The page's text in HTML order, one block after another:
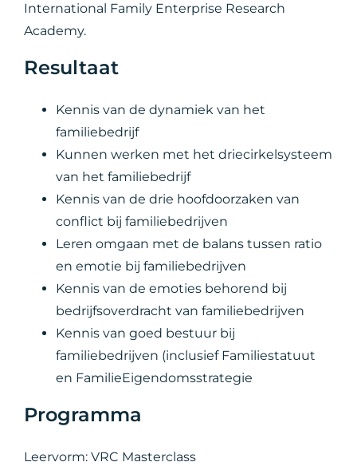
International Family Enterprise Research
Academy.
Resultaat
Kennis van de dynamiek van het
familiebedrijf
Kunnen werken met het driecirkelsysteem
van het familiebedrijf
Kennis van de drie hoofdoorzaken van
conflict bij familiebedrijven
Leren omgaan met de balans tussen ratio
en emotie bij familiebedrijven
Kennis van de emoties behorend bij
bedrijfsoverdracht van familiebedrijven
Kennis van goed bestuur bij
familiebedrijven (inclusief Familiestatuut
en FamilieEigendomsstrategie
Programma
Leervorm: VRC Masterclass